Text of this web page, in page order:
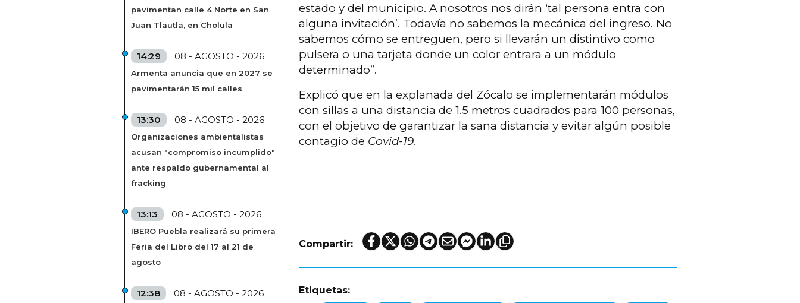
pavimentan calle 4 Norte en San
Juan Tlautla, en Cholula
14:29 08 - AGOSTO - 2026
Armenta anuncia que en 2027 se
pavimentarán 15 mil calles
13:30 08 - AGOSTO - 2026
Organizaciones ambientalistas
acusan "compromiso incumplido"
ante respaldo gubernamental al
fracking
13:13 08 - AGOSTO - 2026
IBERO Puebla realizará su primera
Feria del Libro del 17 al 21 de
agosto
12:38 08 - AGOSTO - 2026
estado y del municipio. A nosotros nos dirán ‘tal persona entra con
alguna invitación’. Todavía no sabemos la mecánica del ingreso. No
sabemos cómo se entreguen, pero si llevarán un distintivo como
pulsera o una tarjeta donde un color entrara a un módulo
determinado”.
Explicó que en la explanada del Zócalo se implementarán módulos
con sillas a una distancia de 1.5 metros cuadrados para 100 personas,
con el objetivo de garantizar la sana distancia y evitar algún posible
contagio de Covid-19.
Compartir:
Etiquetas: